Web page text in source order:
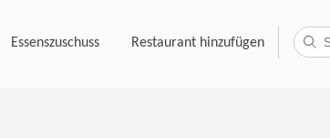
Essenszuschuss Restaurant hinzufügen